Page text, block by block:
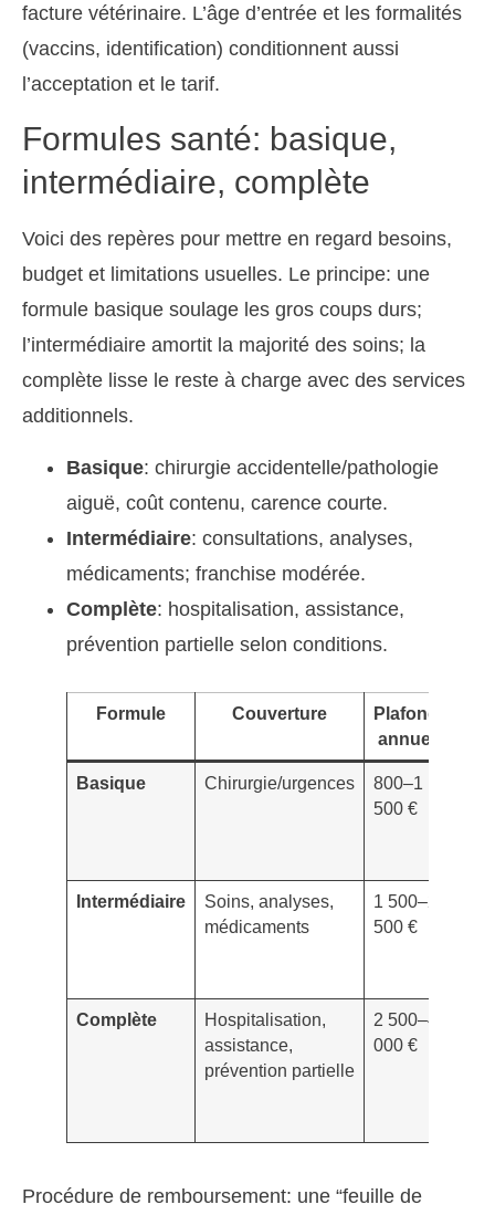
facture vétérinaire. L’âge d’entrée et les formalités
(vaccins, identification) conditionnent aussi
l’acceptation et le tarif.
Formules santé: basique,
intermédiaire, complète
Voici des repères pour mettre en regard besoins,
budget et limitations usuelles. Le principe: une
formule basique soulage les gros coups durs;
l’intermédiaire amortit la majorité des soins; la
complète lisse le reste à charge avec des services
additionnels.
Basique: chirurgie accidentelle/pathologie
aiguë, coût contenu, carence courte.
Intermédiaire: consultations, analyses,
médicaments; franchise modérée.
Complète: hospitalisation, assistance,
prévention partielle selon conditions.
Formule Couverture
Plafond
annuel
Basique Chirurgie/urgences
800–1
500 €
Intermédiaire
Soins, analyses,
médicaments
1 500–2
500 €
Complète
Hospitalisation,
assistance,
prévention partielle
2 500–4
000 €
Procédure de remboursement: une “feuille de